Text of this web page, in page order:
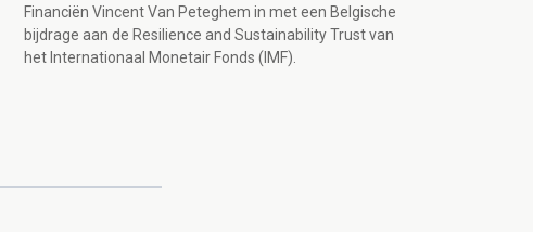
Financiën Vincent Van Peteghem in met een Belgische
bijdrage aan de Resilience and Sustainability Trust van
het Internationaal Monetair Fonds (IMF).